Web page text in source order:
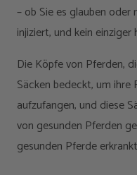
– ob Sie es glauben
injiziert, und kein
Die Köpfe von Pferden,
Säcken bedeckt, um
aufzufangen, und diese
von gesunden Pferden
gesunden Pferde